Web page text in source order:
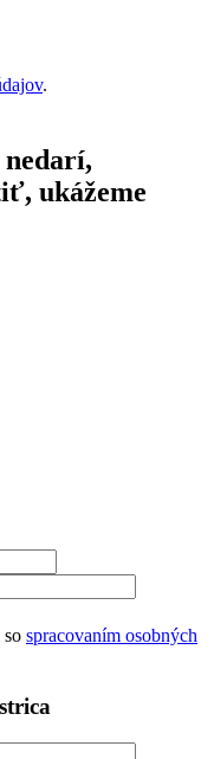
.
nedarí,
ukážeme
so spracovaním osobných